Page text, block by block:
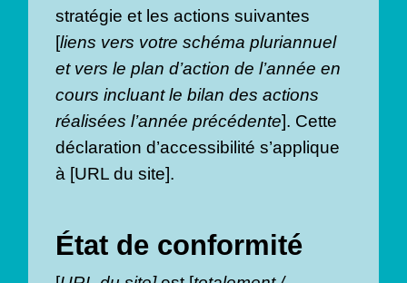
stratégie et les actions suivantes
[liens vers votre schéma pluriannuel
et vers le plan d’action de l’année en
cours incluant le bilan des actions
réalisées l’année précédente]. Cette
déclaration d’accessibilité s’applique
à [URL du site].
État de conformité